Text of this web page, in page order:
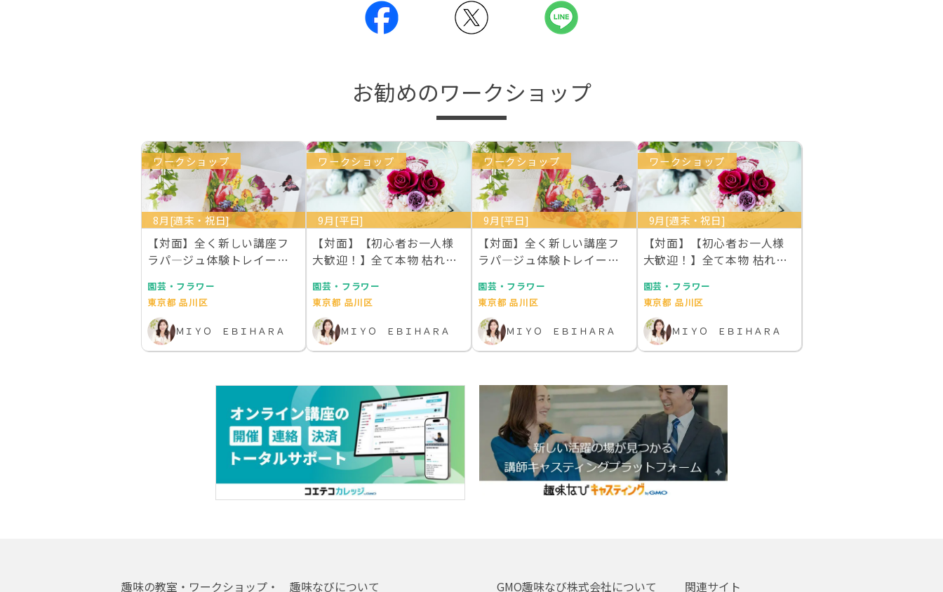
お勧めのワークショップ
ワークショップ
8月[週末・祝日]
【対面】全く新しい講座フ
ラパ―ジュ体験トレイー２
園芸・フラワー
東京都 品川区
ＭＩＹＯ ＥＢＩＨＡＲＡ
ワークショップ
9月[平日]
【対面】【初心者お一人様
大歓迎！】全て本物 枯れな
園芸・フラワー
東京都 品川区
ＭＩＹＯ ＥＢＩＨＡＲＡ
ワークショップ
9月[平日]
【対面】全く新しい講座フ
ラパ―ジュ体験トレイー２
園芸・フラワー
東京都 品川区
ＭＩＹＯ ＥＢＩＨＡＲＡ
ワークショップ
9月[週末・祝日]
【対面】【初心者お一人様
大歓迎！】全て本物 枯れな
園芸・フラワー
東京都 品川区
ＭＩＹＯ ＥＢＩＨＡＲＡ
趣味の教室・ワークショップ・ 趣味なびについて GMO趣味なび株式会社について 関連サイト